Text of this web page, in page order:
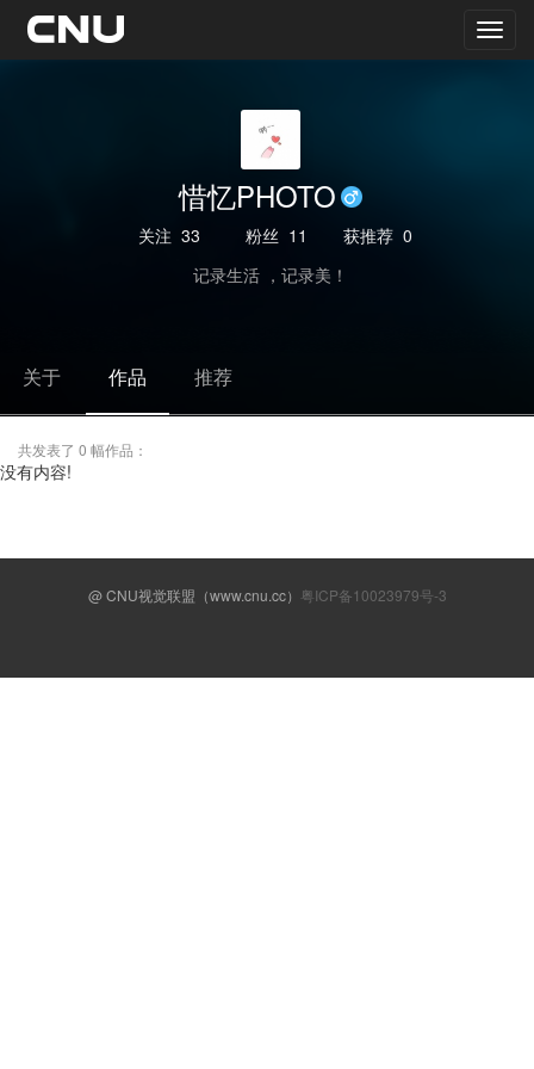
惜忆PHOTO
关注 33 粉丝 11 获推荐 0
记录生活 ，记录美！
关于 作品 推荐
共发表了 0 幅作品：
没有内容!
@ CNU视觉联盟（www.cnu.cc） 粤ICP备10023979号-3